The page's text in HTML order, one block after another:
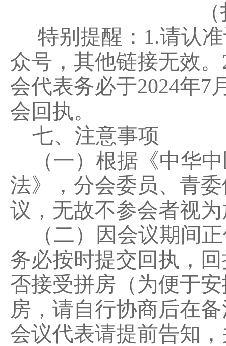
（
特别提醒：1.请认准
众号，其他链接无效
会代表务必于2024年7
会回执。
七、注意事项
（一）根据《中华
法》，分会委员、青
议，无故不参会者视
（二）因会议期间正
务必按时提交回执，
否接受拼房（为便于
房，请自行协商后在
会议代表请提前告知